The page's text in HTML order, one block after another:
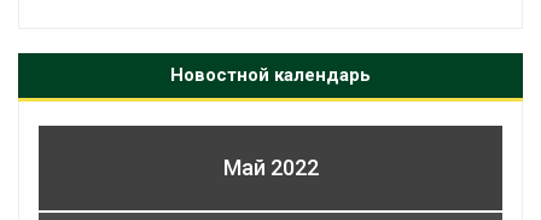
Новостной календарь
Май 2022